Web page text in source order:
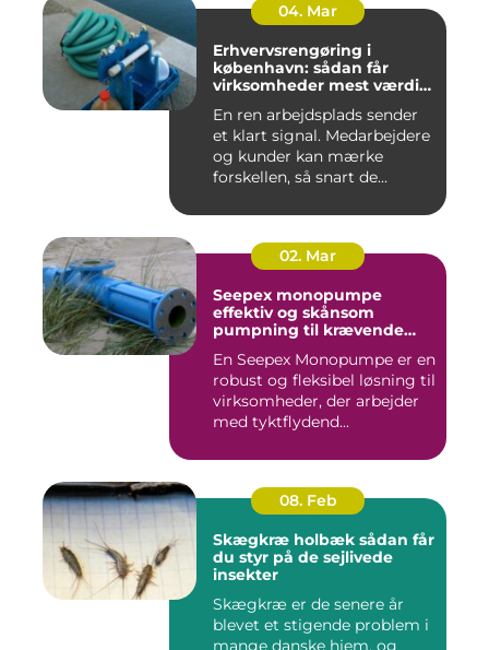
04. Mar
Erhvervsrengøring i
københavn: sådan får
virksomheder mest værdi
En ren arbejdsplads sender
et klart signal. Medarbejdere
og kunder kan mærke
forskellen, så snart de...
02. Mar
Seepex monopumpe
effektiv og skånsom
pumpning til krævende
En Seepex Monopumpe er en
robust og fleksibel løsning til
virksomheder, der arbejder
med tyktflydend...
08. Feb
Skægkræ holbæk sådan får
du styr på de sejlivede
insekter
Skægkræ er de senere år
blevet et stigende problem i
mange danske hjem, og